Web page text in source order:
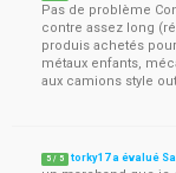
Pas de problème
contre assez long
produis achetés
métaux enfants,
aux camions style
5 / 5 torky17 a évalué